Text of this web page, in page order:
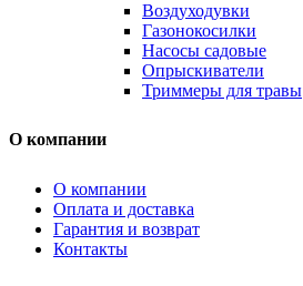
Воздуходувки
Газонокосилки
Насосы садовые
Опрыскиватели
Триммеры для травы
О компании
О компании
Оплата и доставка
Гарантия и возврат
Контакты